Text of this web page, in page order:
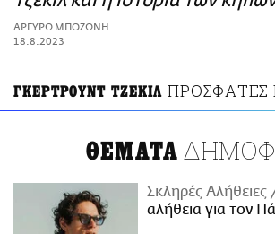
ΑΜΠΑ
PRINT
ΑΡΓΥΡΩ ΜΠΟΖΩΝΗ
18.8.2023
ΓΚΕΡΤΡΟΥΝΤ ΤΖΕΚΙΛ ΠΡΟΣΦΑΤΕΣ
ΘΕΜΑΤΑ
Σκληρές Αλήθειες
αλήθεια για τον